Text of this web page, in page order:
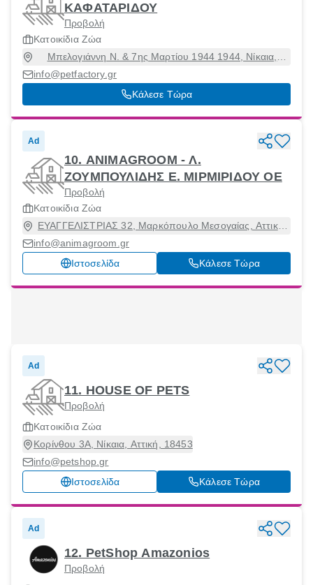
ΚΑΦΑΤΑΡΙΔΟΥ
Προβολή
Κατοικίδια Ζώα
Μπελογιάννη Ν. & 7ης Μαρτίου 1944 1944, Νίκαια,
info@petfactory.gr
Κάλεσε Τώρα
Ad
10. ANIMAGROOM - Λ.
ΖΟΥΜΠΟΥΛΙΔΗΣ Ε. ΜΙΡΜΙΡΙΔΟΥ ΟΕ
Προβολή
Κατοικίδια Ζώα
ΕΥΑΓΓΕΛΙΣΤΡΙΑΣ 32, Μαρκόπουλο Μεσογαίας, Αττική,
info@animagroom.gr
Ιστοσελίδα
Κάλεσε Τώρα
Ad
11. HOUSE OF PETS
Προβολή
Κατοικίδια Ζώα
Κορίνθου 3Α, Νίκαια, Αττική, 18453
info@petshop.gr
Ιστοσελίδα
Κάλεσε Τώρα
Ad
12. PetShop Amazonios
Προβολή